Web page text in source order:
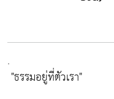
.
"ธรรมอยู่ที่ตัวเรา"